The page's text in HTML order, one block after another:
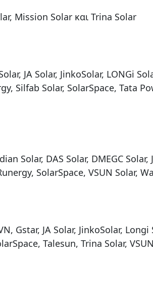
Mission Solar και Trina Solar
JA Solar, JinkoSolar, LONGi
Silfab Solar, SolarSpace, Tata
Solar, DAS Solar, DMEGC Solar,
SolarSpace, VSUN Solar,
Gstar, JA Solar, JinkoSolar,
Talesun, Trina Solar,